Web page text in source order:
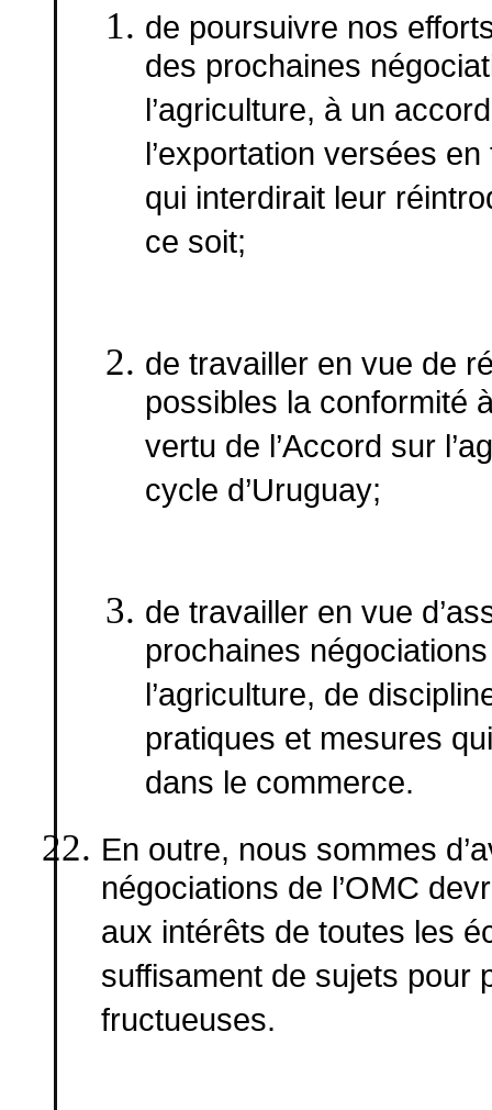
de poursuivre nos
des prochaines
l’agriculture, à un
l’exportation versées
qui interdirait leur
ce soit;
de travailler en vue de
possibles la conformité
vertu de l’Accord sur
cycle d’Uruguay;
de travailler en vue
prochaines
l’agriculture, de
pratiques et mesures
dans le commerce.
En outre, nous sommes
négociations de l’OMC
aux intérêts de toutes les
suffisament de sujets pour
fructueuses.